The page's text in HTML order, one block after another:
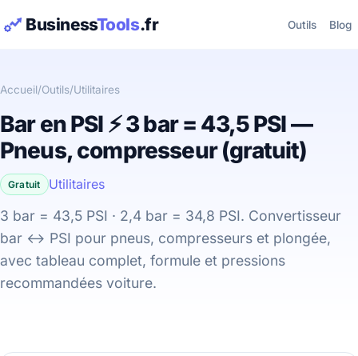
BusinessTools.fr Outils Blog
Accueil/Outils/Utilitaires
Bar en PSI ⚡ 3 bar = 43,5 PSI —
Pneus, compresseur (gratuit)
Gratuit Utilitaires
3 bar = 43,5 PSI · 2,4 bar = 34,8 PSI. Convertisseur
bar ↔ PSI pour pneus, compresseurs et plongée,
avec tableau complet, formule et pressions
recommandées voiture.